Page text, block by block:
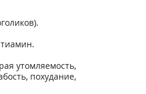
утомляемость,
похудание,